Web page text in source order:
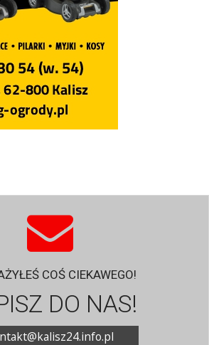
COŚ CIEKAWEGO!
DO NAS!